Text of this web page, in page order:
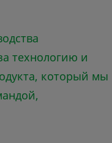
технологию и
который мы